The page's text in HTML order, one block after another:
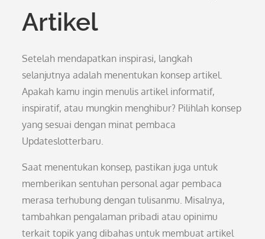
Artikel
Setelah mendapatkan inspirasi, langkah
selanjutnya adalah menentukan konsep artikel.
Apakah kamu ingin menulis artikel informatif,
inspiratif, atau mungkin menghibur? Pilihlah konsep
yang sesuai dengan minat pembaca
Updateslotterbaru.
Saat menentukan konsep, pastikan juga untuk
memberikan sentuhan personal agar pembaca
merasa terhubung dengan tulisanmu. Misalnya,
tambahkan pengalaman pribadi atau opinimu
terkait topik yang dibahas untuk membuat artikel